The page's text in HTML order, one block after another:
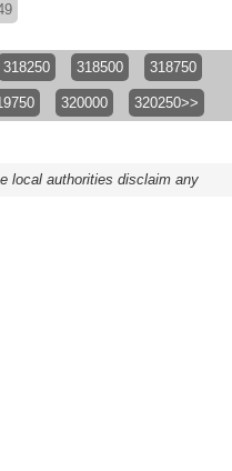
318250 318500 318750
320000 320250>>
local authorities disclaim any